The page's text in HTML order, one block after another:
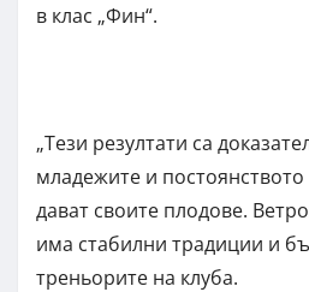
в клас „Фин“.
„Тези резултати са
младежите и постоянството
дават своите плодове.
има стабилни традиции и
треньорите на клуба.